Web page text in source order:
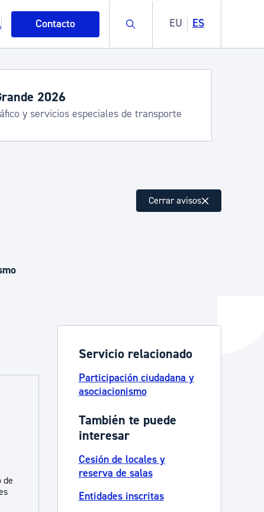
Contacto Buscar EU ES
y medioambiente
2026
y servicios especiales de transporte
Cerrar avisos
de
Servicio relacionado
Participación ciudadana y
asociacionismo
También te puede
interesar
Cesión de locales y
reserva de salas
Entidades inscritas